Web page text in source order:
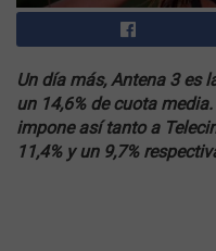
Un día más, Antena 3 es
un 14,6% de cuota
impone así tanto a
11,4% y un 9,7%